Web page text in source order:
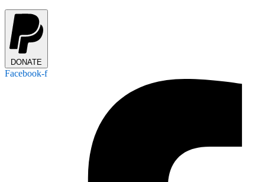
DONATE
Facebook-f